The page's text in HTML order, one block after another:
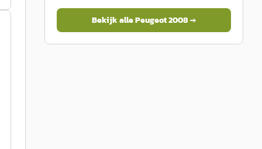
Bekijk allePeugeot2008→